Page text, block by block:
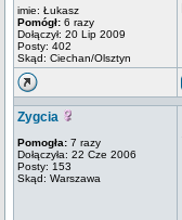
imie: Łukasz
Pomógł: 6 razy
Dołączył: 20 Lip 2009
Posty: 402
Skąd: Ciechan/Olsztyn
Zygcia
Pomogła: 7 razy
Dołączyła: 22 Cze 2006
Posty: 153
Skąd: Warszawa